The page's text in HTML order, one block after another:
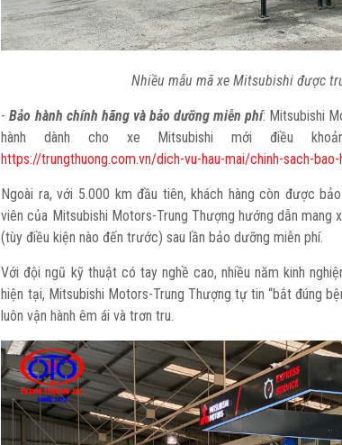
Nhiều mẫu mã xe Mitsubishi được
-Bảo hành chính hãng và bảo dưỡng miễn phí: Mitsubishi
hành dành cho xe Mitsubishi mới điều
https://trungthuong.com.vn/dich-vu-hau-mai/chinh-sach-bao-
Ngoài ra, với 5.000 km đầu tiên, khách hàng còn được
viên của Mitsubishi Motors-Trung Thượng hướng dẫn mang
(tùy điều kiện nào đến trước) sau lần bảo dưỡng miễn phí.
Với đội ngũ kỹ thuật có tay nghề cao, nhiều năm kinh
hiện tại, Mitsubishi Motors-Trung Thượng tự tin “bắt đúng
luôn vận hành êm ái và trơn tru.